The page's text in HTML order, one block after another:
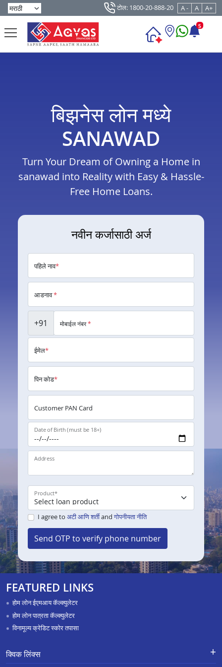
टोल: 1800-20-888-20 A - A A+
5
बिझनेस लोन मध्ये
SANAWAD
Turn Your Dream of Owning a Home in
sanawad into Reality with Easy & Hassle-
Free Home Loans.
नवीन कर्जासाठी अर्ज
पहिले नाव*
आडनाव*
+91 मोबाईल नंबर*
ईमेल*
पिन कोड*
Customer PAN Card
Date of Birth (must be 18+)
Address
Product*
I agree to अटी आणि शर्तीand गोपनीयता नीति
Send OTP to verify phone number
FEATURED LINKS
होम लोन ईएमआय कॅल्क्युलेटर
होम लोन पात्रता कॅल्क्युलेटर
विनामूल्य क्रेडिट स्कोर तपासा
क्विक लिंक्स